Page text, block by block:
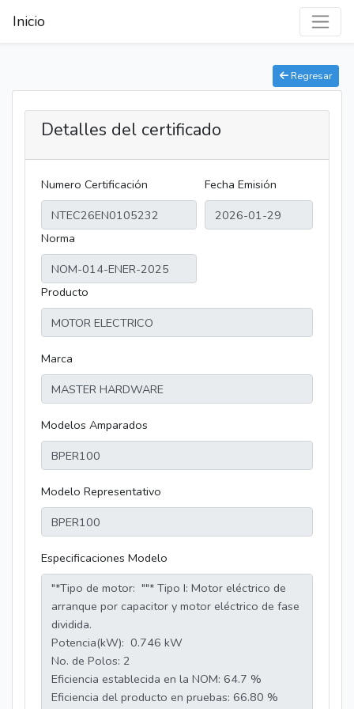
Inicio
Regresar
Detalles del certificado
Numero Certificación Fecha Emisión
Norma
Producto
Marca
Modelos Amparados
Modelo Representativo
Especificaciones Modelo